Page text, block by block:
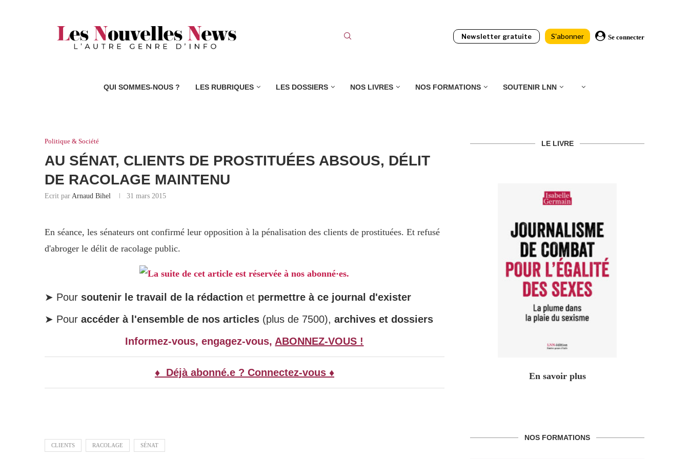
Newsletter gratuite S'abonner Se connecter
QUI SOMMES-NOUS ? LES RUBRIQUES LES DOSSIERS NOS LIVRES NOS FORMATIONS SOUTENIR LNN
Politique & Société
AU SÉNAT, CLIENTS DE PROSTITUÉES ABSOUS, DÉLIT
DE RACOLAGE MAINTENU
Ecrit par Arnaud Bihel 31 mars 2015
En séance, les sénateurs ont confirmé leur opposition à la pénalisation des clients de prostituées. Et refusé
d'abroger le délit de racolage public.
La suite de cet article est réservée à nos abonné·es.
➤ Pour soutenir le travail de la rédaction et permettre à ce journal d'exister
➤ Pour accéder à l'ensemble de nos articles (plus de 7500), archives et dossiers
Informez-vous, engagez-vous, ABONNEZ-VOUS !
♦ Déjà abonné.e ? Connectez-vous ♦
CLIENTS RACOLAGE SÉNAT
LE LIVRE
En savoir plus
NOS FORMATIONS